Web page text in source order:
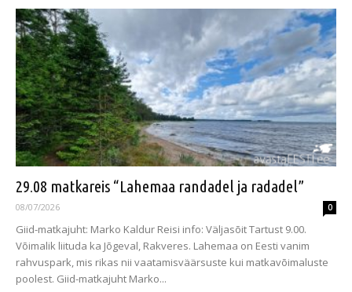
29.08 matkareis “Lahemaa randadel ja radadel”
08/07/2026 0
Giid-matkajuht: Marko Kaldur Reisi info: Väljasõit Tartust 9.00.
Võimalik liituda ka Jõgeval, Rakveres. Lahemaa on Eesti vanim
rahvuspark, mis rikas nii vaatamisväärsuste kui matkavõimaluste
poolest. Giid-matkajuht Marko...